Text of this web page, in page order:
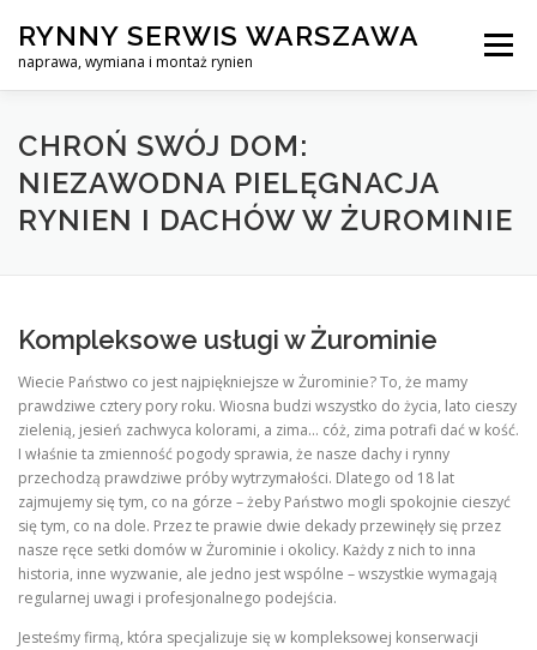
content
RYNNY SERWIS WARSZAWA
naprawa, wymiana i montaż rynien
Menu
CZYSZCZENIE PROFESJONALNA NAPRAWA, WYMIANA I
CENNIK SERWIS RYNNY WARSZAWA KONTAKT
CHROŃ SWÓJ DOM:
NIEZAWODNA PIELĘGNACJA
RYNIEN I DACHÓW W ŻUROMINIE
Kompleksowe usługi w Żurominie
Wiecie Państwo co jest najpiękniejsze w Żurominie? To, że mamy
prawdziwe cztery pory roku. Wiosna budzi wszystko do życia, lato cieszy
zielenią, jesień zachwyca kolorami, a zima… cóż, zima potrafi dać w kość.
I właśnie ta zmienność pogody sprawia, że nasze dachy i rynny
przechodzą prawdziwe próby wytrzymałości. Dlatego od 18 lat
zajmujemy się tym, co na górze – żeby Państwo mogli spokojnie cieszyć
się tym, co na dole. Przez te prawie dwie dekady przewinęły się przez
nasze ręce setki domów w Żurominie i okolicy. Każdy z nich to inna
historia, inne wyzwanie, ale jedno jest wspólne – wszystkie wymagają
regularnej uwagi i profesjonalnego podejścia.
Jesteśmy firmą, która specjalizuje się w kompleksowej konserwacji